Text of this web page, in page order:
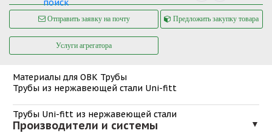
Отправить заявку на почту Предложить закупку товара
Услуги агрегатора
Материалы для ОВК Трубы
Трубы из нержавеющей стали Uni-fitt
Производители и системы ▼
Трубы Uni-fitt из нержавеющей стали